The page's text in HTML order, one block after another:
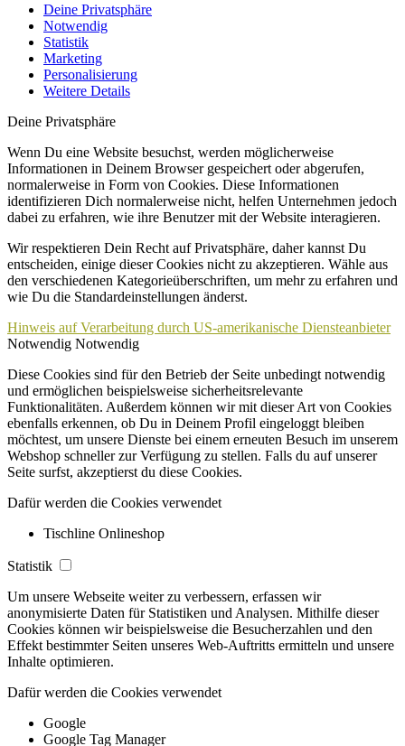
Deine Privatsphäre
Notwendig
Statistik
Marketing
Personalisierung
Weitere Details
Deine Privatsphäre
Wenn Du eine Website besuchst, werden möglicherweise
Informationen in Deinem Browser gespeichert oder abgerufen,
normalerweise in Form von Cookies. Diese Informationen
identifizieren Dich normalerweise nicht, helfen Unternehmen jedoch
dabei zu erfahren, wie ihre Benutzer mit der Website interagieren.
Wir respektieren Dein Recht auf Privatsphäre, daher kannst Du
entscheiden, einige dieser Cookies nicht zu akzeptieren. Wähle aus
den verschiedenen Kategorieüberschriften, um mehr zu erfahren und
wie Du die Standardeinstellungen änderst.
Hinweis auf Verarbeitung durch US-amerikanische Diensteanbieter
Notwendig Notwendig
Diese Cookies sind für den Betrieb der Seite unbedingt notwendig
und ermöglichen beispielsweise sicherheitsrelevante
Funktionalitäten. Außerdem können wir mit dieser Art von Cookies
ebenfalls erkennen, ob Du in Deinem Profil eingeloggt bleiben
möchtest, um unsere Dienste bei einem erneuten Besuch im unserem
Webshop schneller zur Verfügung zu stellen. Falls du auf unserer
Seite surfst, akzeptierst du diese Cookies.
Dafür werden die Cookies verwendet
Tischline Onlineshop
Statistik
Um unsere Webseite weiter zu verbessern, erfassen wir
anonymisierte Daten für Statistiken und Analysen. Mithilfe dieser
Cookies können wir beispielsweise die Besucherzahlen und den
Effekt bestimmter Seiten unseres Web-Auftritts ermitteln und unsere
Inhalte optimieren.
Dafür werden die Cookies verwendet
Google
Google Tag Manager